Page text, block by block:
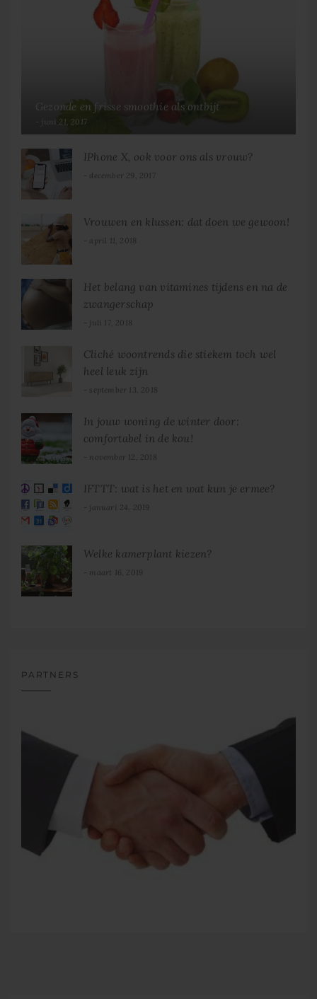
Gezonde en frisse smoothie als ontbijt
juni 21, 2017
IPhone X, ook voor ons als vrouw?
december 29, 2017
Vrouwen en klussen: dat doen we gewoon!
april 11, 2018
Het belang van vitamines tijdens en na de
zwangerschap
juli 17, 2018
Cliché woontrends die stiekem toch wel
heel leuk zijn
september 13, 2018
In jouw woning de winter door:
comfortabel in de kou!
november 12, 2018
IFTTT: wat is het en wat kun je ermee?
januari 24, 2019
Welke kamerplant kiezen?
maart 16, 2019
PARTNERS